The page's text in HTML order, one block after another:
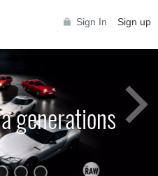
Sign In Sign up
generations